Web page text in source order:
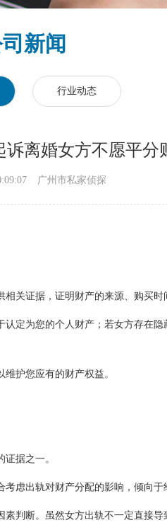
新闻
行业动态
诉离婚女方不愿平分
广州市私家侦探
关证据，证明财产的来源、购买时
定为您的个人财产；若女方存在
护您应有的财产权益。
据之一。
虑出轨对财产分配的影响，倾向于
判断。虽然女方出轨不一定直接